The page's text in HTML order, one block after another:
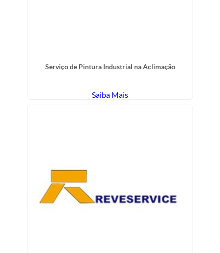
Serviço de Pintura Industrial na Aclimação
Saiba Mais